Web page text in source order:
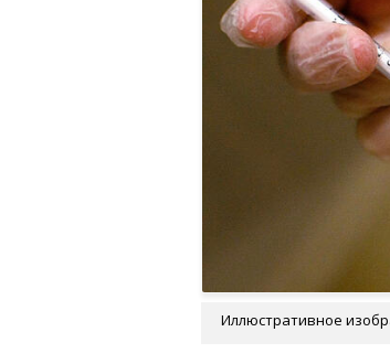
Иллюстративное